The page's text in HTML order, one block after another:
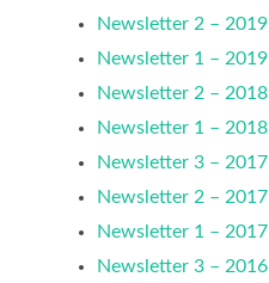
Newsletter 2 – 2019
Newsletter 1 – 2019
Newsletter 2 – 2018
Newsletter 1 – 2018
Newsletter 3 – 2017
Newsletter 2 – 2017
Newsletter 1 – 2017
Newsletter 3 – 2016